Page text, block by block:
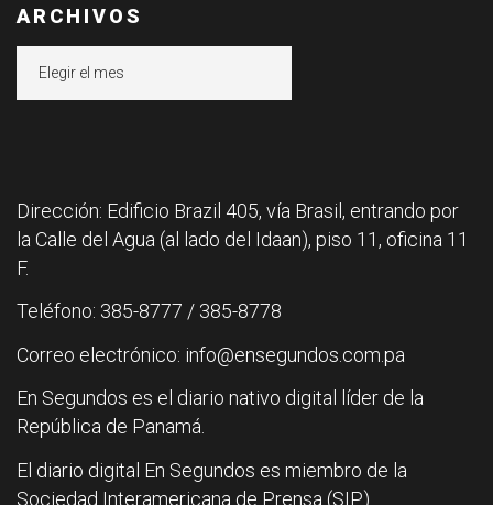
ARCHIVOS
Dirección: Edificio Brazil 405, vía Brasil, entrando por
la Calle del Agua (al lado del Idaan), piso 11, oficina 11
F.
Teléfono: 385-8777 / 385-8778
Correo electrónico: info@ensegundos.com.pa
En Segundos es el diario nativo digital líder de la
República de Panamá.
El diario digital En Segundos es miembro de la
Sociedad Interamericana de Prensa (SIP).